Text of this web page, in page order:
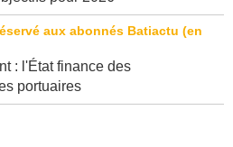
: l'État finance des